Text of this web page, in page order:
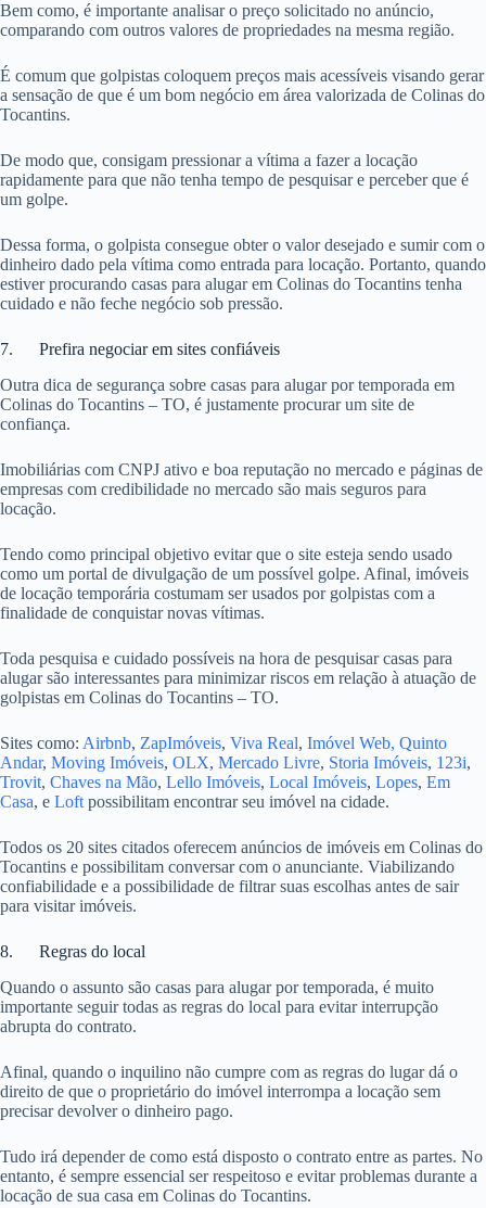
Bem como, é importante analisar o preço solicitado no anúncio,
comparando com outros valores de propriedades na mesma região.
É comum que golpistas coloquem preços mais acessíveis visando gerar
a sensação de que é um bom negócio em área valorizada de Colinas do
Tocantins.
De modo que, consigam pressionar a vítima a fazer a locação
rapidamente para que não tenha tempo de pesquisar e perceber que é
um golpe.
Dessa forma, o golpista consegue obter o valor desejado e sumir com o
dinheiro dado pela vítima como entrada para locação. Portanto, quando
estiver procurando casas para alugar em Colinas do Tocantins tenha
cuidado e não feche negócio sob pressão.
7. Prefira negociar em sites confiáveis
Outra dica de segurança sobre casas para alugar por temporada em
Colinas do Tocantins – TO, é justamente procurar um site de
confiança.
Imobiliárias com CNPJ ativo e boa reputação no mercado e páginas de
empresas com credibilidade no mercado são mais seguros para
locação.
Tendo como principal objetivo evitar que o site esteja sendo usado
como um portal de divulgação de um possível golpe. Afinal, imóveis
de locação temporária costumam ser usados por golpistas com a
finalidade de conquistar novas vítimas.
Toda pesquisa e cuidado possíveis na hora de pesquisar casas para
alugar são interessantes para minimizar riscos em relação à atuação de
golpistas em Colinas do Tocantins – TO.
Sites como: Airbnb, ZapImóveis, Viva Real, Imóvel Web, Quinto
Andar, Moving Imóveis, OLX, Mercado Livre, Storia Imóveis, 123i,
Trovit, Chaves na Mão, Lello Imóveis, Local Imóveis, Lopes, Em
Casa, e Loft possibilitam encontrar seu imóvel na cidade.
Todos os 20 sites citados oferecem anúncios de imóveis em Colinas do
Tocantins e possibilitam conversar com o anunciante. Viabilizando
confiabilidade e a possibilidade de filtrar suas escolhas antes de sair
para visitar imóveis.
8. Regras do local
Quando o assunto são casas para alugar por temporada, é muito
importante seguir todas as regras do local para evitar interrupção
abrupta do contrato.
Afinal, quando o inquilino não cumpre com as regras do lugar dá o
direito de que o proprietário do imóvel interrompa a locação sem
precisar devolver o dinheiro pago.
Tudo irá depender de como está disposto o contrato entre as partes. No
entanto, é sempre essencial ser respeitoso e evitar problemas durante a
locação de sua casa em Colinas do Tocantins.